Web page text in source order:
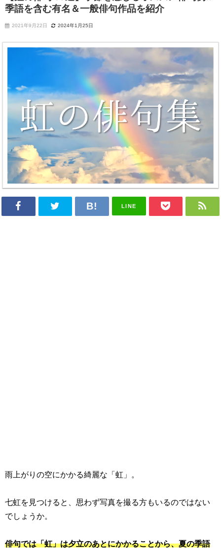
季語を含む有名＆一般俳句作品を紹介
2021年9月22日 2024年1月25日
LINE
雨上がりの空にかかる綺麗な「虹」。
七虹を見つけると、思わず写真を撮る方もいるのではない
でしょうか。
俳句では「虹」は夕立のあとにかかることから、夏の季語